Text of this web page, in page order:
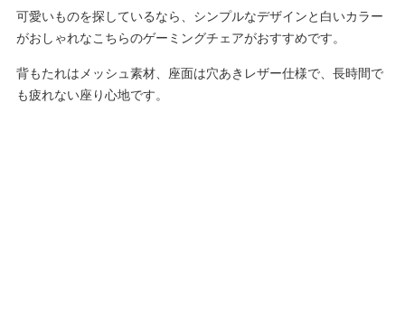
可愛いものを探しているなら、シンプルなデザインと白いカラー
がおしゃれなこちらのゲーミングチェアがおすすめです。
背もたれはメッシュ素材、座面は穴あきレザー仕様で、長時間で
も疲れない座り心地です。